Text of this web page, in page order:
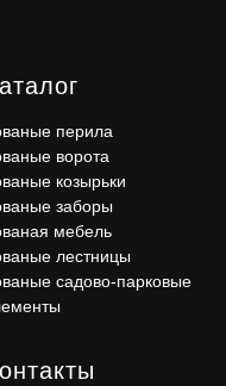
перила
ворота
козырьки
заборы
мебель
лестницы
садово-парковые